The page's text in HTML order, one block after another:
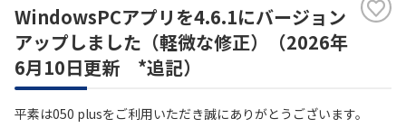
よくあるご質問
工事・故障情報
各種ダウンロード
WindowsPCアプリを4.6.1にバージョン
アップしました（軽微な修正）（2026年
6月10日更新 *追記）
平素は050 plusをご利用いただき誠にありがとうございます。